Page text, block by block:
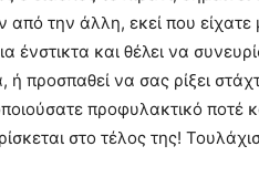
από την άλλη, εκεί που
ένστικτα και θέλει να
ή προσπαθεί να σας ρίξει
προφυλακτικό ποτέ
στο τέλος της!